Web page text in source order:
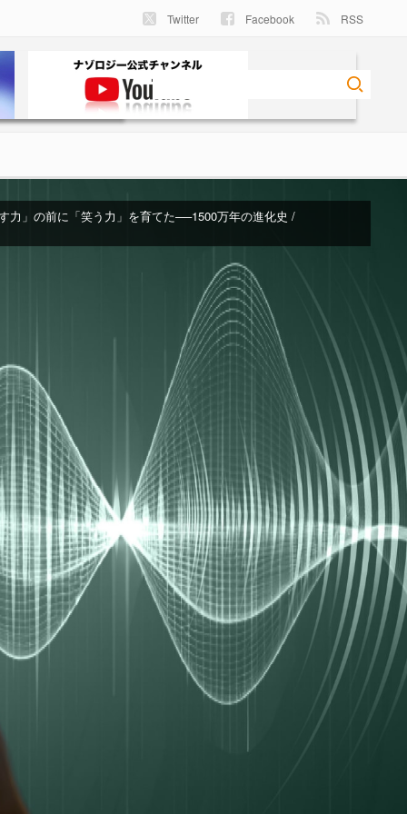
Twitter Facebook RSS
力」の前に「笑う力」を育てた──1500万年の進化史 /